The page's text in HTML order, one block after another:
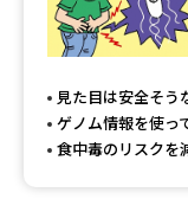
見た目は安全そ
ゲノム情報を使っ
食中毒のリスクを